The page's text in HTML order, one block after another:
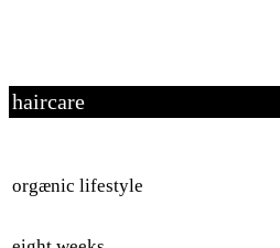
haircare
orgænic lifestyle